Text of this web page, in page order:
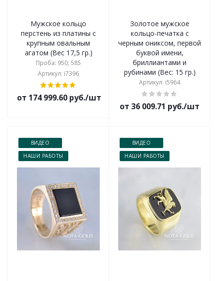
Мужское кольцо
перстень из платины с
крупным овальным
агатом (Вес 17,5 гр.)
Проба: 950, 585
Артикул: i7396
от 174 999.60 руб./шт
Золотое мужское
кольцо-печатка с
черным ониксом, первой
буквой имени,
бриллиантами и
рубинами (Вес: 15 гр.)
Артикул: i5964
от 36 009.71 руб./шт
ВИДЕО
НАШИ РАБОТЫ
ВИДЕО
НАШИ РАБОТЫ